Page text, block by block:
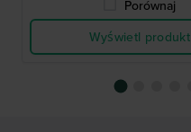
Porównaj
Wyświetl produkt